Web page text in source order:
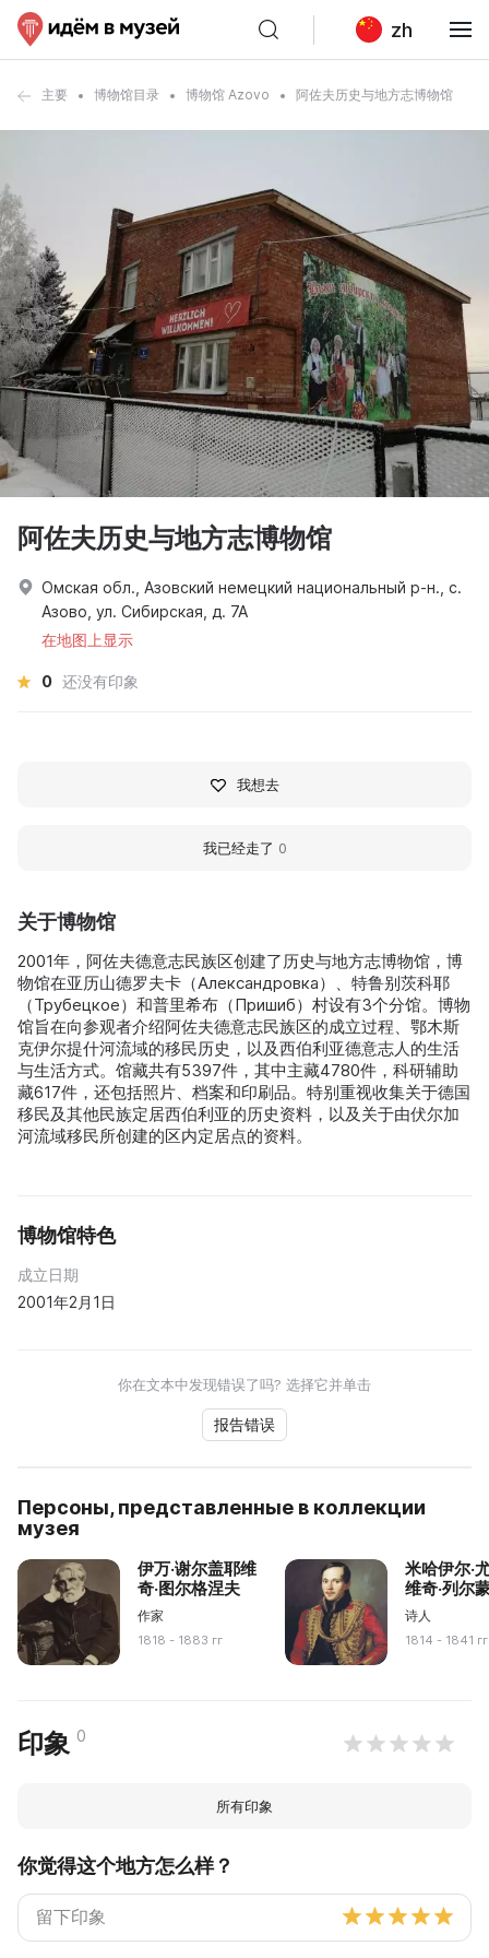
zh
主要 博物馆目录 博物馆 Azovo 阿佐夫历史与地方志博物馆
关于博物馆
2001年，阿佐夫德意志民族区创建了历史与地方志博物馆，博
物馆在亚历山德罗夫卡（Александровка）、特鲁别茨科耶
（Трубецкое）和普里希布（Пришиб）村设有3个分馆。博物
馆旨在向参观者介绍阿佐夫德意志民族区的成立过程、鄂木斯
克伊尔提什河流域的移民历史，以及西伯利亚德意志人的生活
与生活方式。馆藏共有5397件，其中主藏4780件，科研辅助
藏617件，还包括照片、档案和印刷品。特别重视收集关于德国
移民及其他民族定居西伯利亚的历史资料，以及关于由伏尔加
河流域移民所创建的区内定居点的资料。
博物馆特色
成立日期
2001年2月1日
你在文本中发现错误了吗? 选择它并单击
报告错误
Персоны, представленные в коллекции
музея
伊万·谢尔盖耶维
奇·图尔格涅夫
作家
1818 - 1883 гг
米哈伊尔·
维奇·列尔
诗人
1814 - 1841 гг
印象 0
所有印象
你觉得这个地方怎么样？
阿佐夫历史与地方志博物馆
Омская обл., Азовский немецкий национальный р-н., с.
Азово, ул. Сибирская, д. 7А
在地图上显示
0 还没有印象
我想去
我已经走了 0